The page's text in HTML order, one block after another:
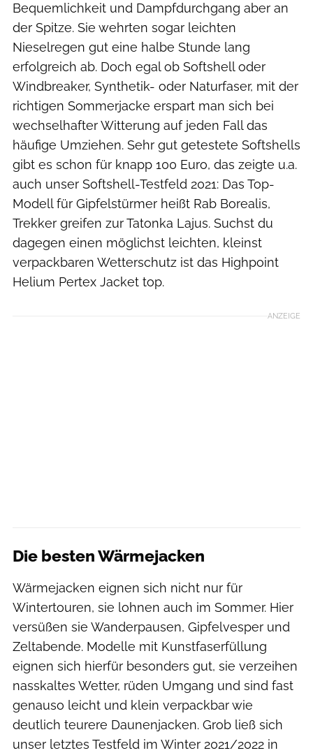
Bequemlichkeit und Dampfdurchgang aber an
der Spitze. Sie wehrten sogar leichten
Nieselregen gut eine halbe Stunde lang
erfolgreich ab. Doch egal ob Softshell oder
Windbreaker, Synthetik- oder Naturfaser, mit der
richtigen Sommerjacke erspart man sich bei
wechselhafter Witterung auf jeden Fall das
häufige Umziehen. Sehr gut getestete Softshells
gibt es schon für knapp 100 Euro, das zeigte u.a.
auch unser Softshell-Testfeld 2021: Das Top-
Modell für Gipfelstürmer heißt Rab Borealis,
Trekker greifen zur Tatonka Lajus. Suchst du
dagegen einen möglichst leichten, kleinst
verpackbaren Wetterschutz ist das Highpoint
Helium Pertex Jacket top.
ANZEIGE
Die besten Wärmejacken
Wärmejacken eignen sich nicht nur für
Wintertouren, sie lohnen auch im Sommer. Hier
versüßen sie Wanderpausen, Gipfelvesper und
Zeltabende. Modelle mit Kunstfaserfüllung
eignen sich hierfür besonders gut, sie verzeihen
nasskaltes Wetter, rüden Umgang und sind fast
genauso leicht und klein verpackbar wie
deutlich teurere Daunenjacken. Grob ließ sich
unser letztes Testfeld im Winter 2021/2022 in